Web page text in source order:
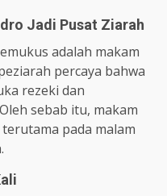
Jadi Pusat Ziarah
adalah makam
percaya bahwa
rezeki dan
sebab itu, makam
pada malam